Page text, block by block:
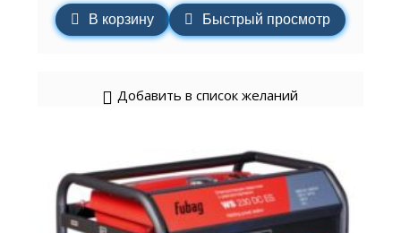
В корзину Быстрый просмотр
Добавить в список желаний